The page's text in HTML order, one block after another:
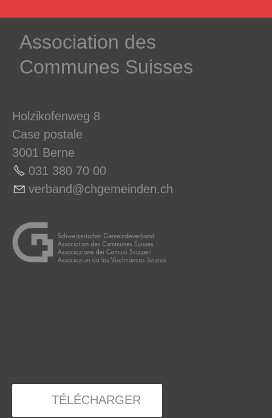
­Association des­
Communes ­Suisses
Holzikofenweg 8
Case postale
3001 Berne
031 380 70 00
v rb nd chg m nd n ch
TÉLÉCHARGER